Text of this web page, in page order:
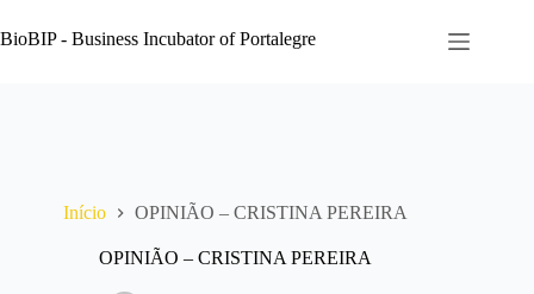
para
o
BioBIP - Business Incubator of Portalegre
Início OPINIÃO – CRISTINA PEREIRA
OPINIÃO – CRISTINA PEREIRA